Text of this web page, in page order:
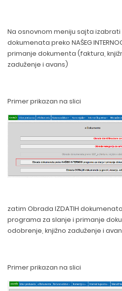
Na osnovnom meniju sajta
dokumenata preko NAŠEG
primanje dokumenta (faktura,
zaduženje i avans)
Primer prikazan na slici
zatim Obrada IZDATIH dokumenata
programa za slanje i primanje
odobrenje, knjižno zaduženje i
Primer prikazan na slici